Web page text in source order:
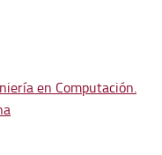
en Computación.